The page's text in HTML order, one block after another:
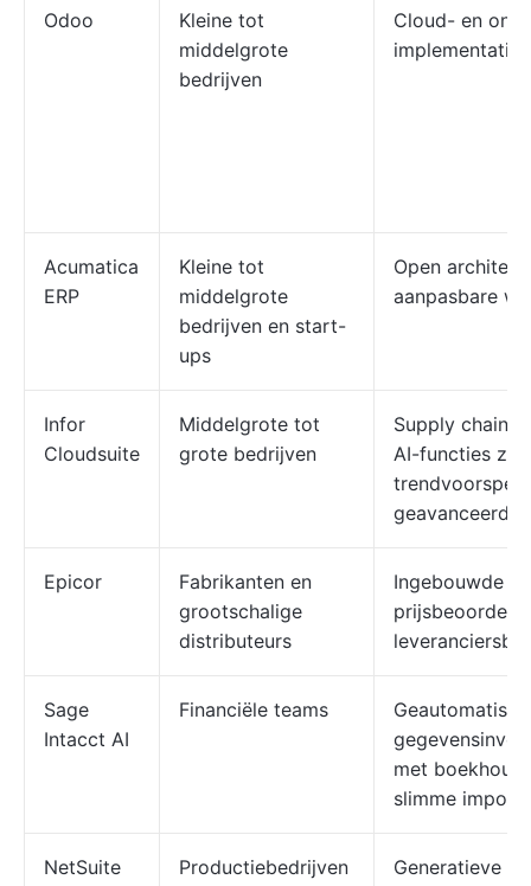
Odoo
Kleine tot
middelgrote
bedrijven
Cloud- en on-
implementatie
Acumatica
ERP
Kleine tot
middelgrote
bedrijven en start-
ups
Open
aanpasbare
Infor
Cloudsuite
Middelgrote tot
grote bedrijven
Supply chain
AI-functies
geavanceerde
Epicor
Fabrikanten en
grootschalige
distributeurs
Ingebouwde
Sage
Intacct AI
Financiële teams
met
slimme imports
NetSuite
Productiebedrijven
Generatieve